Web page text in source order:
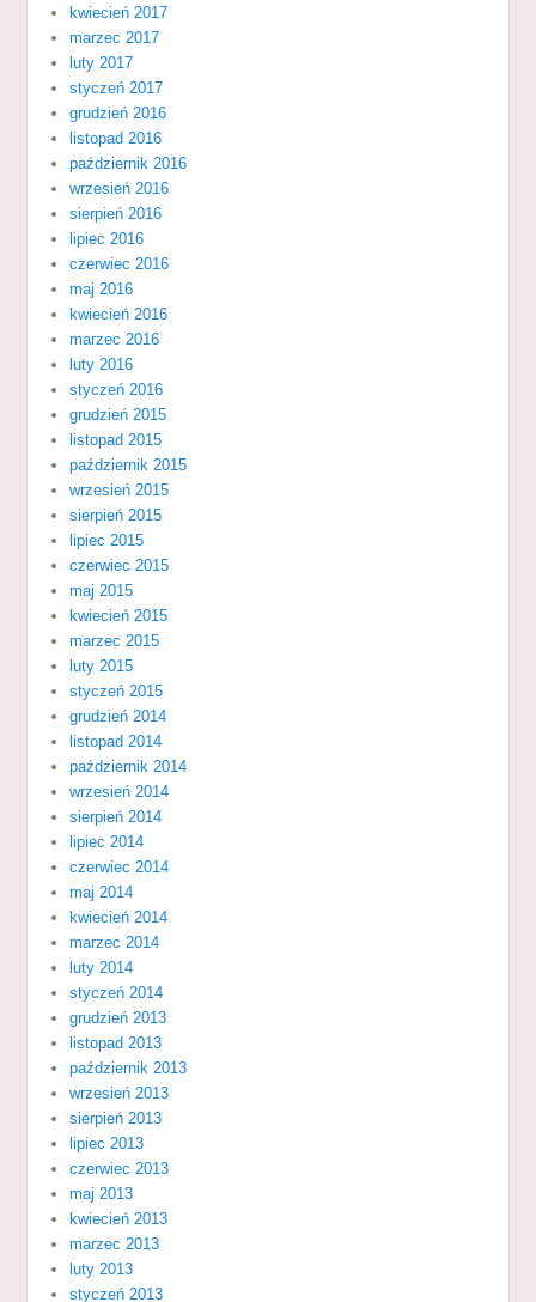
kwiecień 2017
marzec 2017
luty 2017
styczeń 2017
grudzień 2016
listopad 2016
październik 2016
wrzesień 2016
sierpień 2016
lipiec 2016
czerwiec 2016
maj 2016
kwiecień 2016
marzec 2016
luty 2016
styczeń 2016
grudzień 2015
listopad 2015
październik 2015
wrzesień 2015
sierpień 2015
lipiec 2015
czerwiec 2015
maj 2015
kwiecień 2015
marzec 2015
luty 2015
styczeń 2015
grudzień 2014
listopad 2014
październik 2014
wrzesień 2014
sierpień 2014
lipiec 2014
czerwiec 2014
maj 2014
kwiecień 2014
marzec 2014
luty 2014
styczeń 2014
grudzień 2013
listopad 2013
październik 2013
wrzesień 2013
sierpień 2013
lipiec 2013
czerwiec 2013
maj 2013
kwiecień 2013
marzec 2013
luty 2013
styczeń 2013